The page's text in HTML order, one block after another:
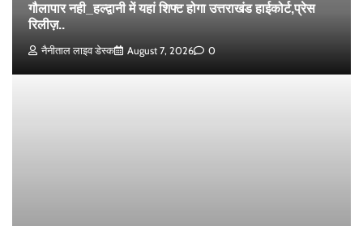
गौलापार नही_हल्द्वानी में यहां शिफ्ट होगा उत्तराखंड हाईकोर्ट,प्रेस
रिलीज़..
नैनीताल लाइव डेस्क August 7, 2026 0